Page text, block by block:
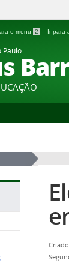
o menu 2 Ir para
Paulo